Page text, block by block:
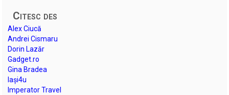
Citesc des
Alex Ciucă
Andrei Cismaru
Dorin Lazăr
Gadget.ro
Gina Bradea
Iași4u
Imperator Travel